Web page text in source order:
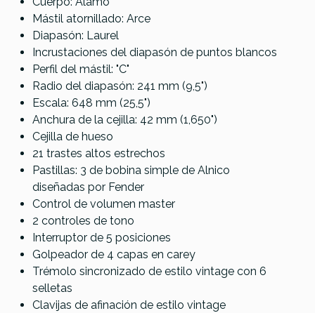
Mástil atornillado: Arce
Diapasón: Laurel
Incrustaciones del diapasón de puntos blancos
Perfil del mástil: "C"
Radio del diapasón: 241 mm (9,5")
Escala: 648 mm (25,5")
Anchura de la cejilla: 42 mm (1,650")
Cejilla de hueso
21 trastes altos estrechos
Pastillas: 3 de bobina simple de Alnico
diseñadas por Fender
Control de volumen master
2 controles de tono
Interruptor de 5 posiciones
Golpeador de 4 capas en carey
Trémolo sincronizado de estilo vintage con 6
selletas
Clavijas de afinación de estilo vintage
PBE
449,00 € 449,00 €
No hay características para comparar